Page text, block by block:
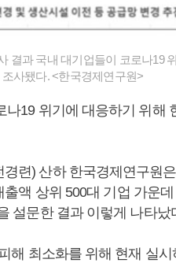
결과 국내 대기업들이 코로나19
사됐다. <한국경제연구원>
나19 위기에 대응하기 위해
련) 산하 한국경제연구원
액 상위 500대 기업 가운
설문한 결과 이렇게 나타났
해 최소화를 위해 현재 실